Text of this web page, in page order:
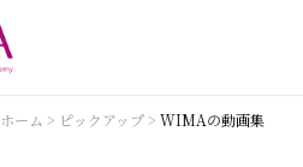
ホーム > ピックアップ > WIMAの動画集